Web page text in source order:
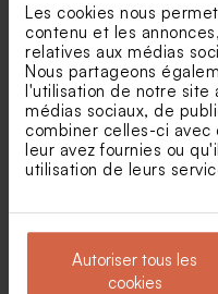
Les cookies nous
contenu et les
relatives aux médias
Nous partageons
l'utilisation de notre site
médias sociaux, de
combiner celles-ci avec
leur avez fournies ou
utilisation de leurs
Autoriser tous les
cookies
Contenant dragées mariage
avec initiales